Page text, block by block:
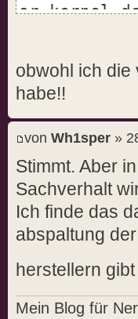
or kernel-
you may
--kernel-
obwohl ich die
habe!!
von Wh1sper »
Stimmt. Aber
Sachverhalt
Ich finde das
abspaltung
herstellern
Mein Blog für